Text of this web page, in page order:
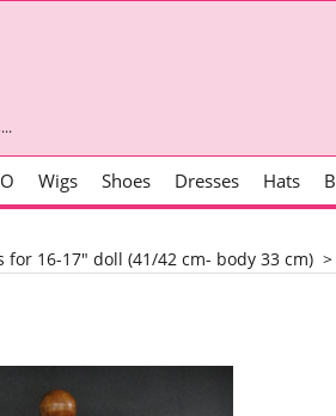
Wigs Shoes Dresses Hats
for 16-17" doll (41/42 cm- body 33 cm) >